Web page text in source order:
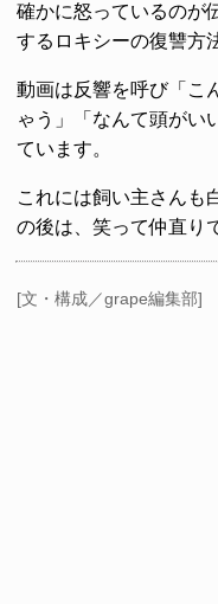
確かに怒っているのが
するロキシーの復讐方
動画は反響を呼び「こ
ゃう」「なんて頭がい
ています。
これには飼い主さんも
の後は、笑って仲直り
[文・構成／grape編集部]